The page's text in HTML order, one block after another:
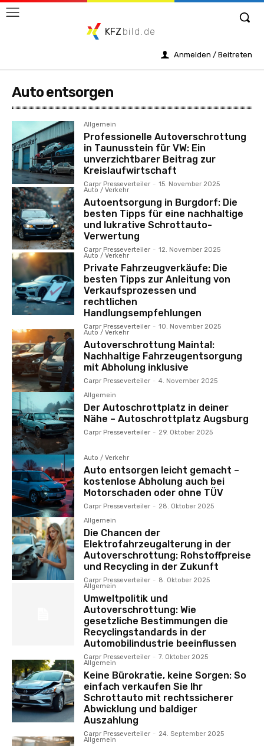
KFZ bild.de
Anmelden / Beitreten
Auto entsorgen
Allgemein
Professionelle Autoverschrottung
in Taunusstein für VW: Ein
unverzichtbarer Beitrag zur
Kreislaufwirtschaft
Carpr Presseverteiler - 15. November 2025
Auto / Verkehr
Autoentsorgung in Burgdorf: Die
besten Tipps für eine nachhaltige
und lukrative Schrottauto-
Verwertung
Carpr Presseverteiler - 12. November 2025
Auto / Verkehr
Private Fahrzeugverkäufe: Die
besten Tipps zur Anleitung von
Verkaufsprozessen und
rechtlichen
Handlungsempfehlungen
Carpr Presseverteiler - 10. November 2025
Auto / Verkehr
Autoverschrottung Maintal:
Nachhaltige Fahrzeugentsorgung
mit Abholung inklusive
Carpr Presseverteiler - 4. November 2025
Allgemein
Der Autoschrottplatz in deiner
Nähe – Autoschrottplatz Augsburg
Carpr Presseverteiler - 29. Oktober 2025
Auto / Verkehr
Auto entsorgen leicht gemacht –
kostenlose Abholung auch bei
Motorschaden oder ohne TÜV
Carpr Presseverteiler - 28. Oktober 2025
Allgemein
Die Chancen der
Elektrofahrzeugalterung in der
Autoverschrottung: Rohstoffpreise
und Recycling in der Zukunft
Carpr Presseverteiler - 8. Oktober 2025
Allgemein
Umweltpolitik und
Autoverschrottung: Wie
gesetzliche Bestimmungen die
Recyclingstandards in der
Automobilindustrie beeinflussen
Carpr Presseverteiler - 7. Oktober 2025
Allgemein
Keine Bürokratie, keine Sorgen: So
einfach verkaufen Sie Ihr
Schrottauto mit rechtssicherer
Abwicklung und baldiger
Auszahlung
Carpr Presseverteiler - 24. September 2025
Allgemein